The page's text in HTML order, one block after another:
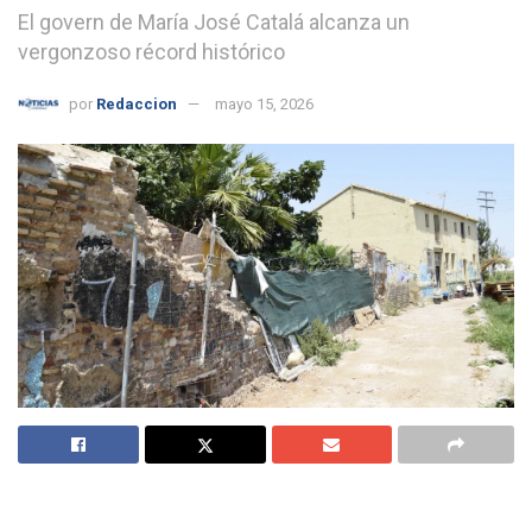
El govern de María José Catalá alcanza un
vergonzoso récord histórico
por Redaccion mayo 15, 2026